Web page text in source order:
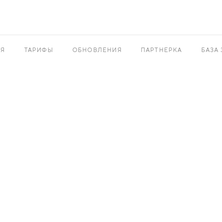
ТАРИФЫ ОБНОВЛЕНИЯ ПАРТНЕРКА БАЗА